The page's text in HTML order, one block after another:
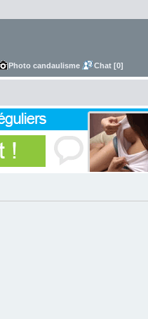
Photo candaulisme Chat [0]